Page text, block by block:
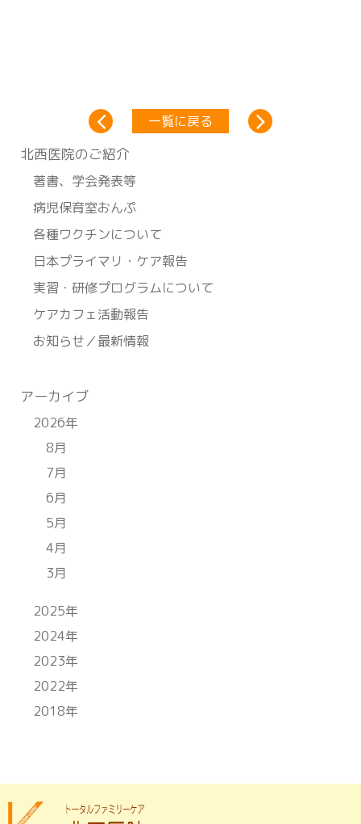
一覧に戻る
北⻄医院のご紹介
著書、学会発表等
病児保育室おんぷ
各種ワクチンについて
日本プライマリ・ケア報告
実習・研修プログラムについて
ケアカフェ活動報告
お知らせ／最新情報
アーカイブ
2026年
8月
7月
6月
5月
4月
3月
2025年
2024年
2023年
2022年
2018年